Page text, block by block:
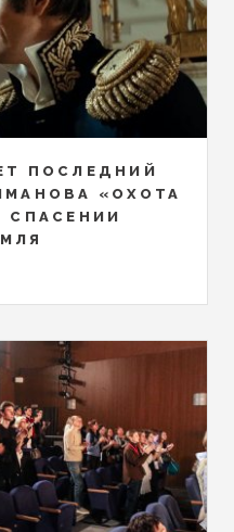
ПОСЛЕДНИЙ
«ОХОТА
СПАСЕНИИ